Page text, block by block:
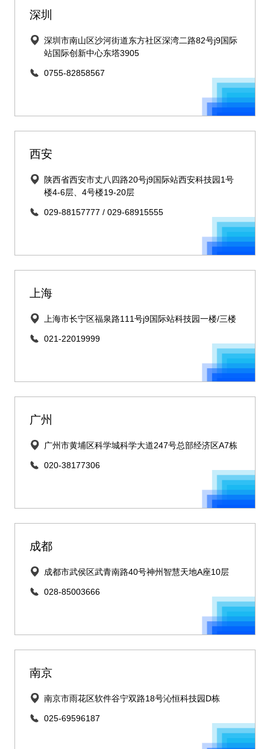
深圳
深圳市南山区沙河街道东方社区深湾二路82号j9国际
站国际创新中心东塔3905
0755-82858567
西安
陕西省西安市丈八四路20号j9国际站西安科技园1号
楼4-6层、4号楼19-20层
029-88157777 / 029-68915555
上海
上海市长宁区福泉路111号j9国际站科技园一楼/三楼
021-22019999
广州
广州市黄埔区科学城科学大道247号总部经济区A7栋
020-38177306
成都
成都市武侯区武青南路40号神州智慧天地A座10层
028-85003666
南京
南京市雨花区软件谷宁双路18号沁恒科技园D栋
025-69596187